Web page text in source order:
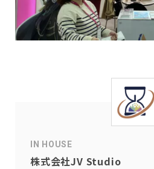
IN HOUSE
株式会社JV Studio